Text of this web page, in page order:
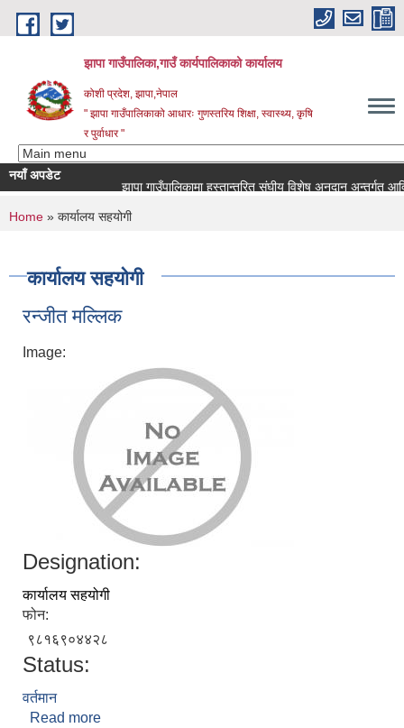
Skip to main content
झापा गाउँपालिका,गाउँ कार्यपालिकाको कार्यालय
कोशी प्रदेश, झापा,नेपाल
" झापा गाउँपालिकाको आधारः गुणस्तरिय शिक्षा, स्वास्थ्य, कृषि
र पुर्वाधार "
नयाँ अपडेट
You are here
Home » कार्यालय सहयोगी
कार्यालय सहयोगी
रन्जीत मल्लिक
Image:
Designation:
कार्यालय सहयोगी
फोन:
९८१६९०४४२८
Status:
वर्तमान
Read more